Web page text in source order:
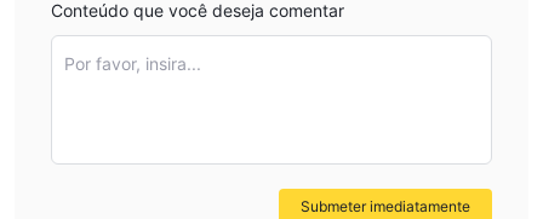
Conteúdo que você deseja comentar
Por favor, insira...
Submeter imediatamente